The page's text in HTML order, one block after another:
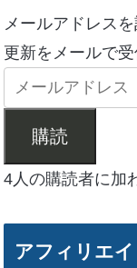
メールアドレス
更新をメールで受
購読
4人の購読者に加
アフィリエ